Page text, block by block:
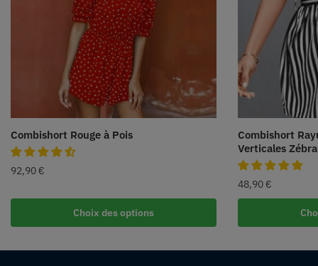
Combishort Rouge à Pois
92,90 €
Choix des options
Combishort
Verticales Zébra
48,90 €